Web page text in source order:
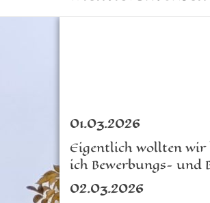
01.03.2026
Eigentlich wollten wir
ich Bewerbungs- und
02.03.2026